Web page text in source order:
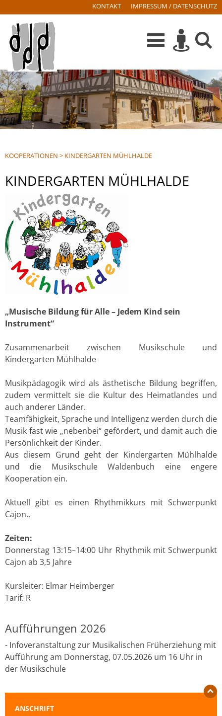
KONTAKT IMPRESSUM / DATENSCHUTZ
KOOPERATIONEN > KINDERGARTEN MÜHLHALDE
KINDERGARTEN MÜHLHALDE
„Musische Bildung für Alle – Jedem Kind sein
Instrument“
Zusammenarbeit zwischen Musikschule und
Kindergarten Mühlhalde
Musikpädagogik wird als ästhetische Bildung begriffen,
zudem vermittelt sie die Kultur des Heimatlandes und
auch anderer Länder.
Teamfähigkeit, Sprache und Intelligenz werden durch die
Musik fast wie „nebenbei“ gefördert, und damit auch die
Persönlichkeit der Kinder.
Aus diesem Grund geht der Kindergarten Mühlhalde
und die Musikschule Waldenbuch eine engere
Kooperation ein.
Aktuell gibt es einen Rhythmikkurs mit Schwerpunkt
Cajon..
Zeiten:
Donnerstag 13:15–14:00 Uhr Rhythmik mit Schwerpunkt
Cajon ab 3,5 Jahre
Kursleiter: Elmar Heimberger
Tarif: R
Aufführungen 2026
- Infoveranstaltung zur Musikalischen Früherziehung mit
Aufführung am Donnerstag, 07.05.2026 um 16 Uhr in
der Musikschule
ANSCHRIFT